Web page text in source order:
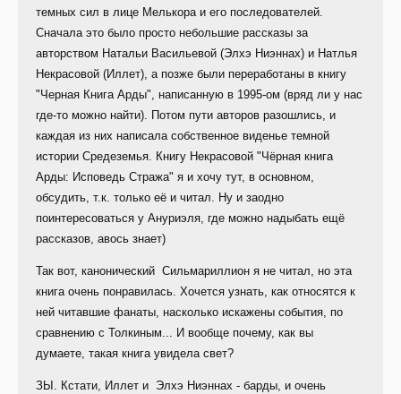
темных сил в лице Мелькора и его последователей.
Сначала это было просто небольшие рассказы за
авторством Натальи Васильевой (Элхэ Ниэннах) и Натлья
Некрасовой (Иллет), а позже были переработаны в книгу
"Черная Книга Арды", написанную в 1995-ом (вряд ли у нас
где-то можно найти). Потом пути авторов разошлись, и
каждая из них написала собственное виденье темной
истории Средеземья. Книгу Некрасовой "Чёрная книга
Арды: Исповедь Стража" я и хочу тут, в основном,
обсудить, т.к. только её и читал. Ну и заодно
поинтересоваться у Ануриэля, где можно надыбать ещё
рассказов, авось знает)
Так вот, канонический Сильмариллион я не читал, но эта
книга очень понравилась. Хочется узнать, как относятся к
ней читавшие фанаты, насколько искажены события, по
сравнению с Толкиным... И вообще почему, как вы
думаете, такая книга увидела свет?
ЗЫ. Кстати, Иллет и Элхэ Ниэннах - барды, и очень